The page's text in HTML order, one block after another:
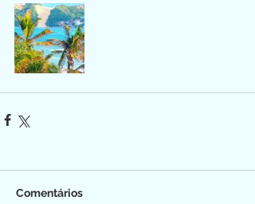
Comentários